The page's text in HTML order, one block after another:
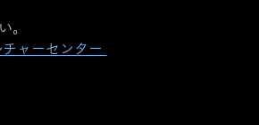
。
ャーセンター